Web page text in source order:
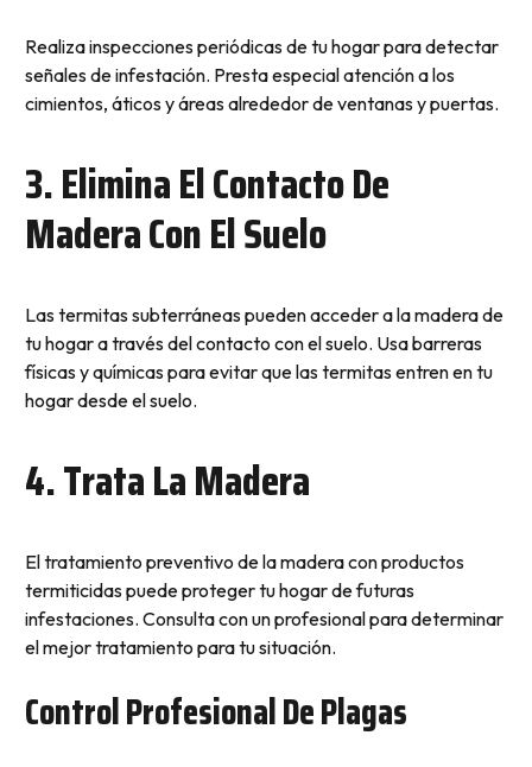
Realiza inspecciones periódicas de tu hogar para detectar
señales de infestación. Presta especial atención a los
cimientos, áticos y áreas alrededor de ventanas y puertas.
3. Elimina El Contacto De
Madera Con El Suelo
Las termitas subterráneas pueden acceder a la madera de
tu hogar a través del contacto con el suelo. Usa barreras
físicas y químicas para evitar que las termitas entren en tu
hogar desde el suelo.
4. Trata La Madera
El tratamiento preventivo de la madera con productos
termiticidas puede proteger tu hogar de futuras
infestaciones. Consulta con un profesional para determinar
el mejor tratamiento para tu situación.
Control Profesional De Plagas